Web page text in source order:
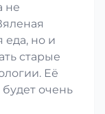
не
еда, но и
старые
Её
очень